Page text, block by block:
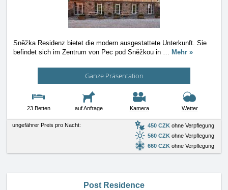
Sněžka Residenz bietet die modern ausgestattete Unterkunft. Sie
befindet sich im Zentrum von Pec pod Sněžkou in … Mehr »
Ganze Präsentation
23 Betten auf Anfrage Kamera Wetter
ungefährer Preis pro Nacht: 450 CZK ohne Verpflegung
560 CZK ohne Verpflegung
660 CZK ohne Verpflegung
Post Residence